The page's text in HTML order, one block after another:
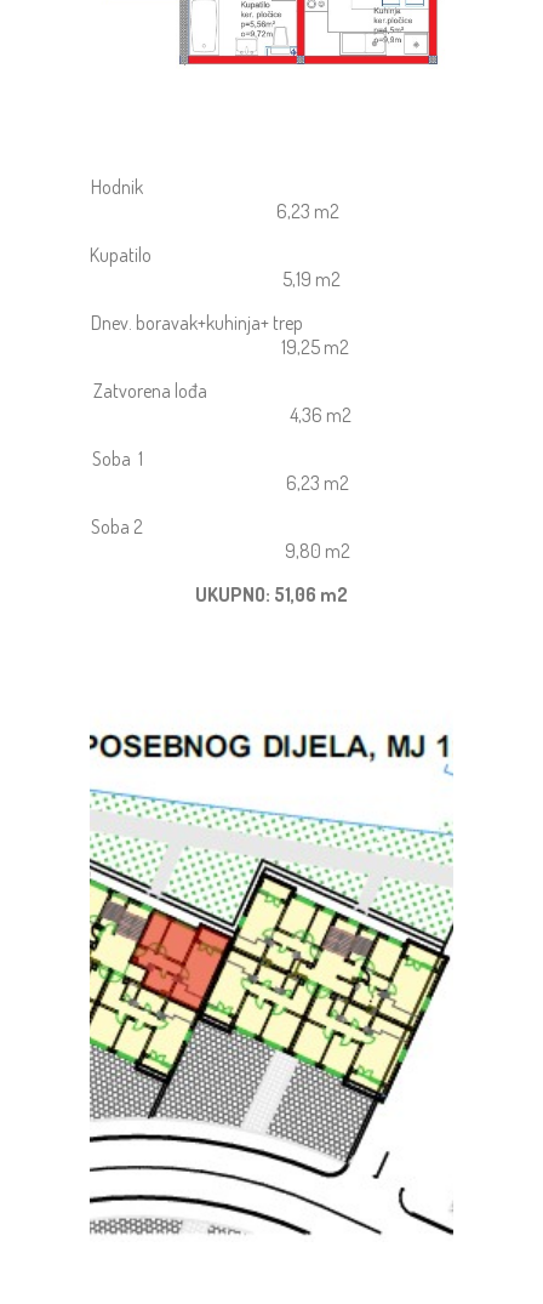
Hodnik
6,23 m2
Kupatilo
5,19 m2
Dnev. boravak+kuhinja+ trep
19,25 m2
Zatvorena lođa
4,36 m2
Soba 1
6,23 m2
Soba 2
9,80 m2
UKUPNO: 51,06 m2